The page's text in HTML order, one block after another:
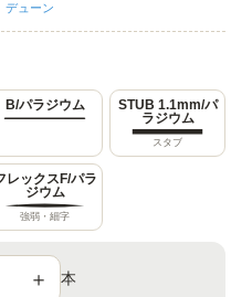
デューン
B/パラジウム
STUB 1.1mm/パ
ラジウム
スタブ
レックスF/パラ
ジウム
強弱・細字
＋ 本